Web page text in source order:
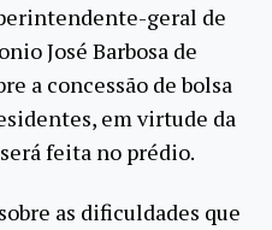
geral de
José Barbosa de
a concessão de bolsa
em virtude da
feita no prédio.
as dificuldades que